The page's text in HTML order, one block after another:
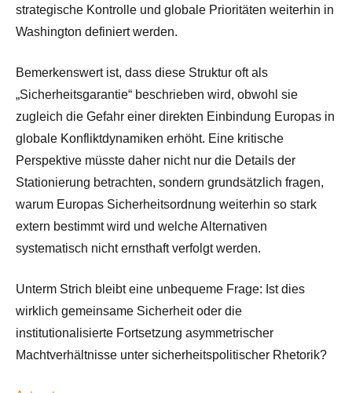
strategische Kontrolle und globale Prioritäten weiterhin in
Washington definiert werden.
Bemerkenswert ist, dass diese Struktur oft als
„Sicherheitsgarantie“ beschrieben wird, obwohl sie
zugleich die Gefahr einer direkten Einbindung Europas in
globale Konfliktdynamiken erhöht. Eine kritische
Perspektive müsste daher nicht nur die Details der
Stationierung betrachten, sondern grundsätzlich fragen,
warum Europas Sicherheitsordnung weiterhin so stark
extern bestimmt wird und welche Alternativen
systematisch nicht ernsthaft verfolgt werden.
Unterm Strich bleibt eine unbequeme Frage: Ist dies
wirklich gemeinsame Sicherheit oder die
institutionalisierte Fortsetzung asymmetrischer
Machtverhältnisse unter sicherheitspolitischer Rhetorik?